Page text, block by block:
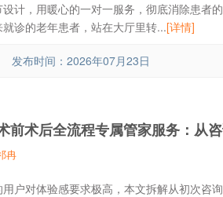
计，用暖心的一对一服务，彻底消除患者
诊的老年患者，站在大厅里转...[详情]
发布时间：2026年07月23日
前术后全流程专属管家服务：从
冉
对体验感要求极高，本文拆解从初次咨